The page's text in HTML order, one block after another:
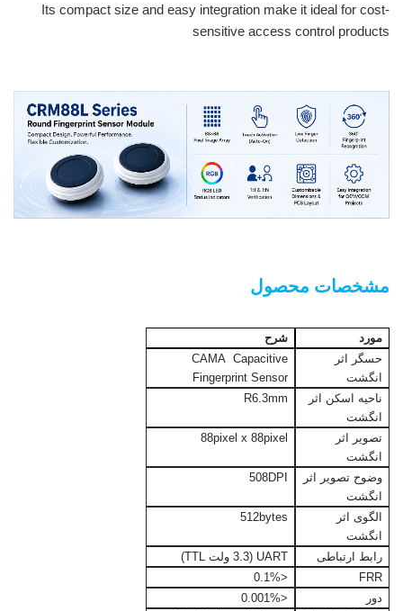
Its compact size and easy integration make it ideal for cost-
sensitive access control products
مشخصات محصول
مورد
شرح
حسگر اثر
انگشت
CAMA Capacitive
Fingerprint Sensor
ناحیه اسکن اثر
انگشت
R6.3mm
تصویر اثر
انگشت
88pixel x 88pixel
وضوح تصویر اثر
انگشت
508DPI
الگوی اثر
انگشت
512bytes
رابط ارتباطی
UART (3.3 ولت TTL)
FRR
<0.1%
دور
<0.001%